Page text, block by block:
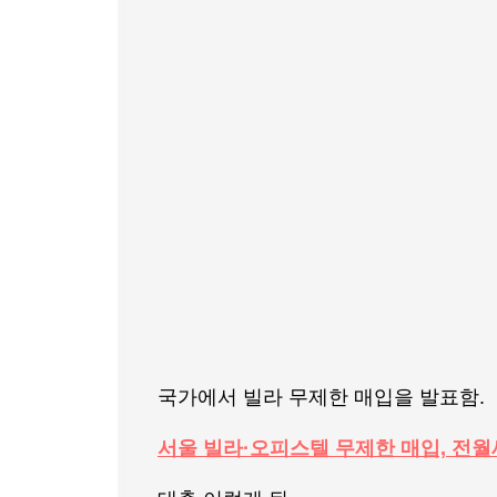
국가에서 빌라 무제한 매입을 발표함.
서울 빌라·오피스텔 무제한 매입, 전